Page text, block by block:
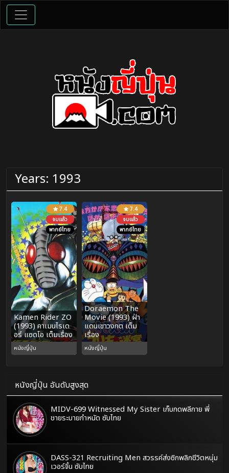
Years: 1993
7.4
จบแล้ว
พากย์ไทย
Kamen Rider ZO
(1993) คาเมนไรเด
อร์ แซดโอ เต็มเรื่อง
หนังญี่ปุ่น
7.4
จบแล้ว
พากย์ไทย
Doraemon The
Movie (1993) ฝ่า
แดนเขาวงกต เต็ม
เรื่อง
หนังญี่ปุ่น
หนังญี่ปุ่น อันดับสูงสุด
MIDV-699 Witnessed My Sister เก็บกดพลีกาย พี่
ชายระบายกำหนัด ซับไทย
DASS-321 Recruiting Men สวรรค์ส่งซิกพลิกชีวิตหนุ่ม
เวอร์จิ้น ซับไทย